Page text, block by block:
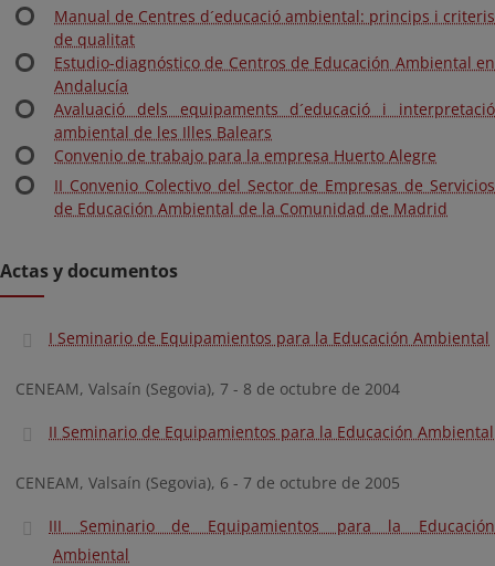
Manual de Centres d´educació ambiental: princips i criteris
de qualitat
Estudio-diagnóstico de Centros de Educación Ambiental en
Andalucía
Avaluació dels equipaments d´educació i interpretació
ambiental de les Illes Balears
Convenio de trabajo para la empresa Huerto Alegre
II Convenio Colectivo del Sector de Empresas de Servicios
de Educación Ambiental de la Comunidad de Madrid
Actas y documentos
I Seminario de Equipamientos para la Educación Ambiental
CENEAM, Valsaín (Segovia), 7 - 8 de octubre de 2004
II Seminario de Equipamientos para la Educación Ambiental
CENEAM, Valsaín (Segovia), 6 - 7 de octubre de 2005
III Seminario de Equipamientos para la Educación
Ambiental